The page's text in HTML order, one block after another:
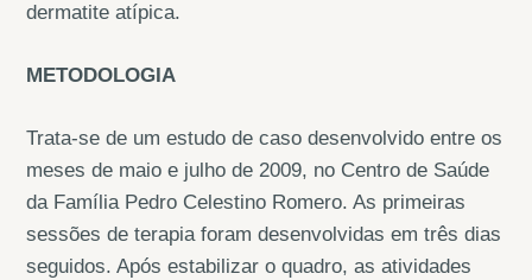
dermatite atípica.
METODOLOGIA
Trata-se de um estudo de caso desenvolvido entre os
meses de maio e julho de 2009, no Centro de Saúde
da Família Pedro Celestino Romero. As primeiras
sessões de terapia foram desenvolvidas em três dias
seguidos. Após estabilizar o quadro, as atividades